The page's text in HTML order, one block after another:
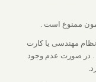
مهندسی یا کارت
. در صورت عدم وجود